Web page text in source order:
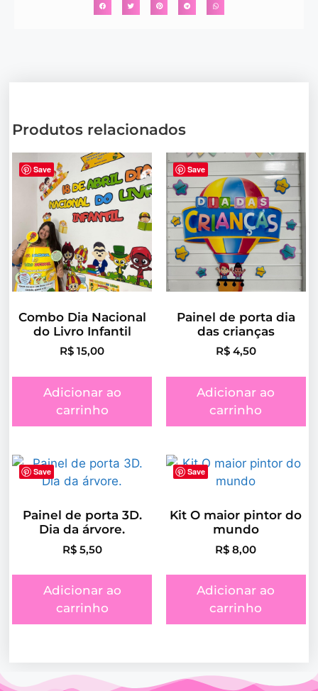
Produtos relacionados
Save
Combo Dia Nacional
do Livro Infantil
R$ 15,00
Adicionar ao
carrinho
Save
Painel de porta dia
das crianças
R$4,50
Adicionar ao
carrinho
Save
Painel de porta 3D.
Dia da árvore.
R$5,50
Adicionar ao
carrinho
Save
Kit O maior pintor do
mundo
R$ 8,00
Adicionar ao
carrinho